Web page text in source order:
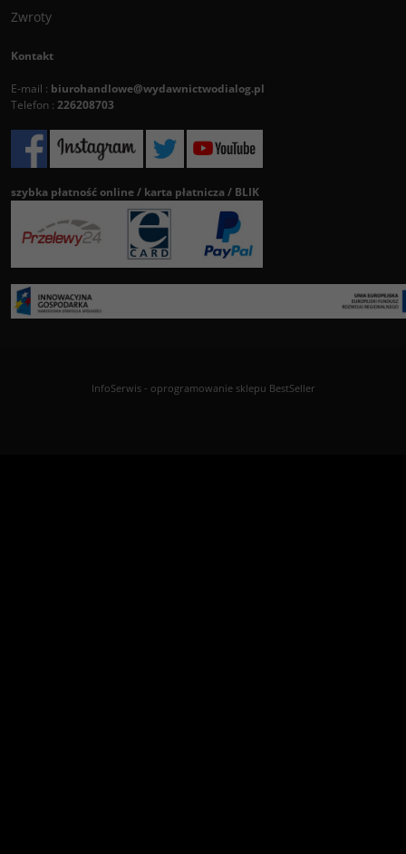
Zwroty
Kontakt
E-mail : biurohandlowe@wydawnictwodialog.pl
Telefon : 226208703
szybka płatność online / karta płatnicza / BLIK
InfoSerwis- oprogramowanie sklepu BestSeller